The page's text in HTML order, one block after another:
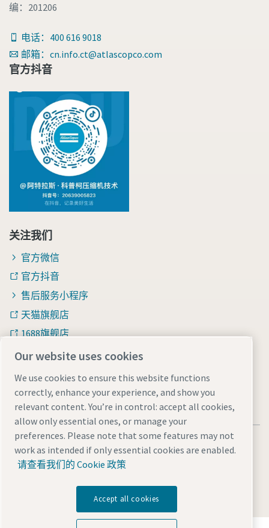
编：201206
电话：400 616 9018
邮箱：cn.info.ct@atlascopco.com
官方抖音
关注我们
官方微信
官方抖音
售后服务小程序
天猫旗舰店
1688旗舰店
知乎
法律和隐私声明 Manage cookies 网站地图
沪ICP备15004877号-1沪公网安备 31010602005937号
© 2026 阿特拉斯·科普柯（中国）投资有限公司
Our website uses cookies
We use cookies to ensure this website functions
correctly, enhance your experience, and show you
relevant content. You’re in control: accept all cookies,
allow only essential ones, or manage your
preferences. Please note that some features may not
work as intended if only essential cookies are enabled.
请查看我们的 Cookie 政策
Accept all cookies